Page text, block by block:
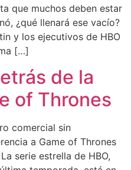
que muchos deben estar
¿qué llenará ese vacío?
y los ejecutivos de HBO
[…]
de la
of Thrones
comercial sin
a Game of Thrones
serie estrella de HBO,